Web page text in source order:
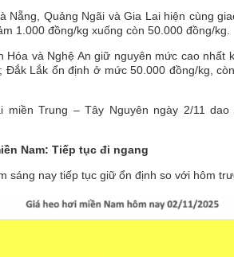
Nẵng, Quảng Ngãi và Gia Lai hiện cùng
1.000 đồng/kg xuống còn 50.000 đồng/kg.
Hóa và Nghệ An giữ nguyên mức cao nhất
Đắk Lắk ổn định ở mức 50.000 đồng/kg,
miền Trung – Tây Nguyên ngày 2/11
Nam: Tiếp tục đi ngang
sáng nay tiếp tục giữ ổn định so với hôm